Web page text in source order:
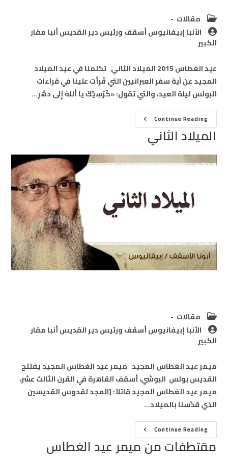
Post
category:
مقالات
Post
author:
الأنبا إبيفانيوس أسقف ورئيس دير القديس أنبا مقار
الكبير
عيد الغطاس 2015 الميلاد الثاني تكلمنا في عيد الميلاد
المجيد عن آية سفر العبرانيين التي قُرأت علينا في قراءات
البولس ليلة العيد، والتي تقول: «كُرْسِيُّكَ يَا أَللهُ إِلَى دَهْرِ…
Continue Readingالميلاد
الثانيالميلاد الثاني
Post
category:
مقالات
Post
author:
الأنبا إبيفانيوس أسقف ورئيس دير القديس أنبا مقار
الكبير
ميمر عيد الغطاس المجيد ميمر عيد الغطاس المجيد يفتتح
القديس بولس البوشي، أسقف القاهرة في القرن الثالث عشر،
ميمر عيد الغطاس المجيد قائلاً: [المجد لقدوس القديسين
الذي قدَّسنا بالميلاد…
Continue Readingمقتطفات
من
ميمر
عيد
مقتطفات من ميمر عيد الغطاس